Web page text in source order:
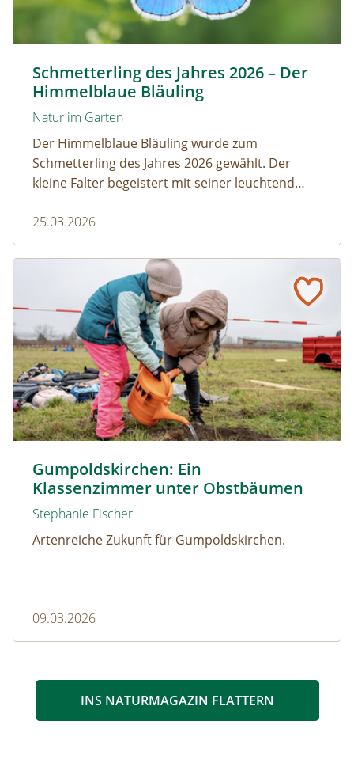
Schmetterling des Jahres 2026 – Der
Himmelblaue Bläuling
Natur im Garten
Der Himmelblaue Bläuling wurde zum
Schmetterling des Jahres 2026 gewählt. Der
kleine Falter begeistert mit seiner leuchtend
Zusammenspiel mit Ameisen.
25.03.2026
Gumpoldskirchen: Ein
Klassenzimmer unter Obstbäumen
Stephanie Fischer
Artenreiche Zukunft für Gumpoldskirchen.
09.03.2026
Gumpoldskirchen: Ein Klassenzimmer unter
INS NATURMAGAZIN FLATTERN